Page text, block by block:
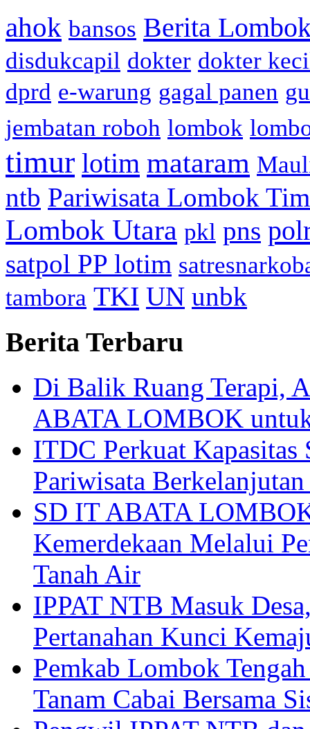
ahok bansos Berita
disdukcapil dokter dokter
dprd e-warung gagal panen
jembatan roboh lombok
timur lotim mataram
ntb Pariwisata Lombok
Lombok Utara pkl pns
satpol PP lotim
tambora TKI UN unbk
Berita Terbaru
Di Balik Ruang Terapi,
ABATA LOMBOK
ITDC Perkuat
Pariwisata
SD IT ABATA
Kemerdekaan Melalui
Tanah Air
IPPAT NTB Masuk
Pertanahan Kunci
Pemkab Lombok
Tanam Cabai Bersama